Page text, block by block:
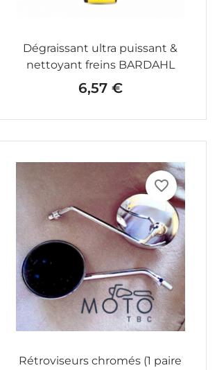
Dégraissant ultra puissant &
nettoyant freins BARDAHL
Prix
6,57 €
favorite_border
Rétroviseurs chromés (1 paire